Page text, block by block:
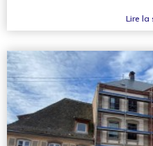
Lire la